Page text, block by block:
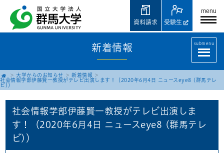
menu
受験生
資料請求
新着情報 submenu
大学からのお知らせ
新着情報
社会情報学部伊藤賢一教授がテレビ出演します！（2020年6月4日 ニュースeye8 (群馬テレ
ビ)）
社会情報学部伊藤賢一教授がテレビ出演しま
す！（2020年6月4日 ニュースeye8 (群馬テレ
ビ)）